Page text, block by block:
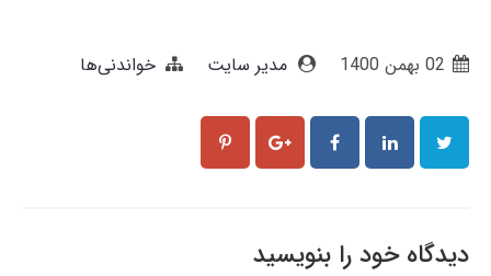
02 بهمن 1400 مدیر سایت خواندنی‌ها
دیدگاه خود را بنویسید